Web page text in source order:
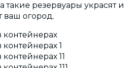
такие резервуары украсят и
ваш огород.